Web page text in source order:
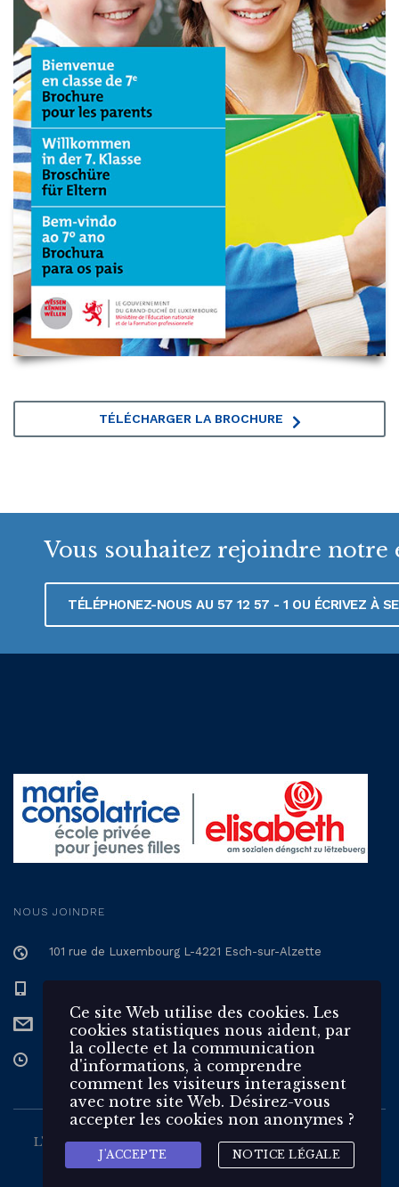
TÉLÉCHARGER LA BROCHURE
Vous souhaitez rejoindre notre
TÉLÉPHONEZ-NOUS AU 57 12 57 - 1 OU ÉCRIVEZ À
NOUS JOINDRE
101 rue de Luxembourg L-4221 Esch-sur-Alzette
secretariat@epmc.lu
Du Lundi au Vendredi de 7h30 à 17h
L'École Privée Marie Consolatrice est une école pour
jeunes filles du
groupe 🌹 elisabeth
Ce site Web utilise des cookies. Les
cookies statistiques nous aident, par
la collecte et la communication
d'informations, à comprendre
comment les visiteurs interagissent
avec notre site Web. Désirez-vous
accepter les cookies non anonymes ?
J'ACCEPTE NOTICE LÉGALE